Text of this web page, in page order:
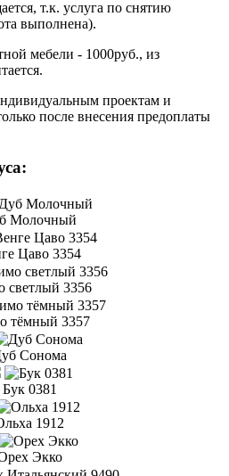
т.к. услуга по снятию
выполнена).
мебели - 1000руб., из
проектам и
после внесения предоплаты
Молочный
Цаво 3354
3356
тёмный 3357
Сонома
Бук 0381
1912
Экко